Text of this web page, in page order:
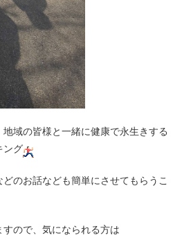
域の皆様と一緒に健康で永生きする
ング
のお話なども簡単にさせてもらうこ
ので、気になられる方は